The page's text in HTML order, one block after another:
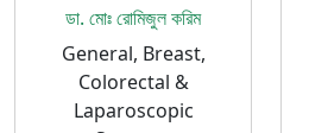
ডা. মোঃ রোমিজুল করিম
General, Breast,
Colorectal &
Laparoscopic